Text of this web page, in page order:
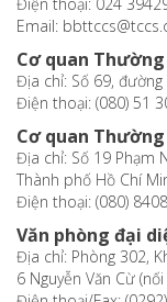
Email:
Cơ quan
Địa chỉ: Số 69,
Điện thoại: (080) 51
Cơ quan
Địa chỉ: Số 19 Phạm
Thành phố Hồ Chí
Điện thoại: (080)
Văn phòng đại
Địa chỉ: Phòng 302,
6 Nguyễn Văn Cừ